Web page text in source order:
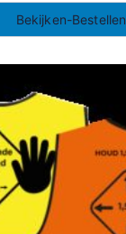
Bekijken-Bestellen